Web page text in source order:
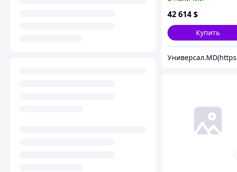
плюс оборудование
Шланг высокого
GARDEN CW, 5.5 м,
черный
42 614$
Купить